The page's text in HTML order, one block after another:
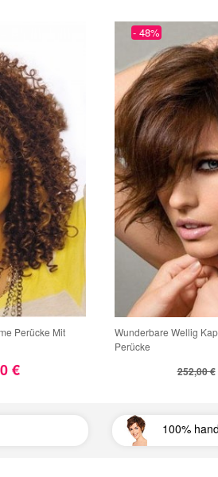
Perücke Mit
€
Wunderbare Wellig
Perücke
252,00 €
- 48%
100%